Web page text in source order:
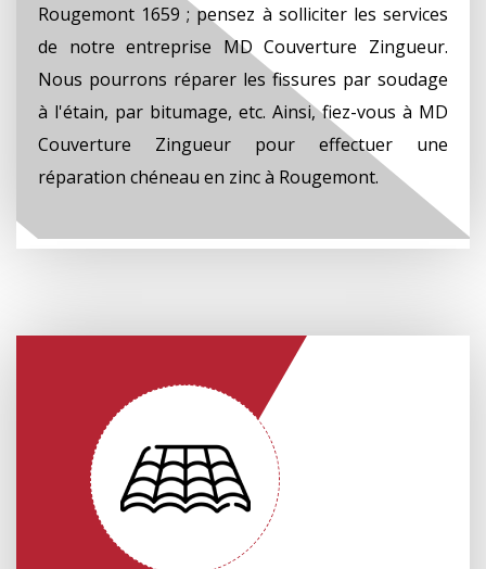
Rougemont 1659 ; pensez à solliciter les services
de notre entreprise MD Couverture Zingueur.
Nous pourrons réparer les fissures par soudage
à l'étain, par bitumage, etc. Ainsi, fiez-vous à MD
Couverture Zingueur pour effectuer une
réparation chéneau en zinc à Rougemont.